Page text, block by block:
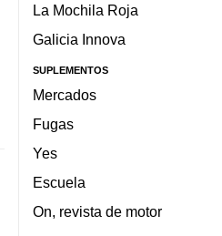
La Mochila Roja
Galicia Innova
SUPLEMENTOS
Mercados
Fugas
Yes
Escuela
On, revista de motor